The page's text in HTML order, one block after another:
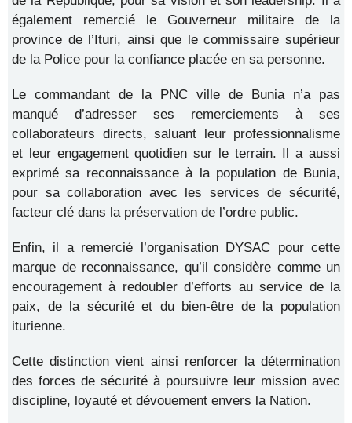
également remercié le Gouverneur militaire de la
province de l’Ituri, ainsi que le commissaire supérieur
de la Police pour la confiance placée en sa personne.
Le commandant de la PNC ville de Bunia n’a pas
manqué d’adresser ses remerciements à ses
collaborateurs directs, saluant leur professionnalisme
et leur engagement quotidien sur le terrain. Il a aussi
exprimé sa reconnaissance à la population de Bunia,
pour sa collaboration avec les services de sécurité,
facteur clé dans la préservation de l’ordre public.
Enfin, il a remercié l’organisation DYSAC pour cette
marque de reconnaissance, qu’il considère comme un
encouragement à redoubler d’efforts au service de la
paix, de la sécurité et du bien-être de la population
iturienne.
Cette distinction vient ainsi renforcer la détermination
des forces de sécurité à poursuivre leur mission avec
discipline, loyauté et dévouement envers la Nation.